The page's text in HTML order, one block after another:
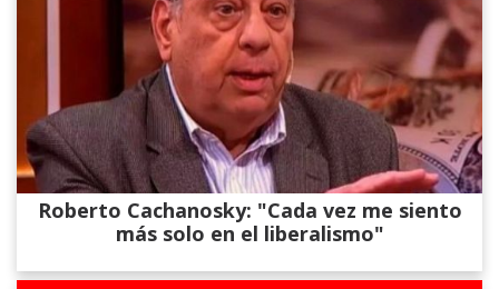
Roberto Cachanosky: "Cada vez me siento
más solo en el liberalismo"